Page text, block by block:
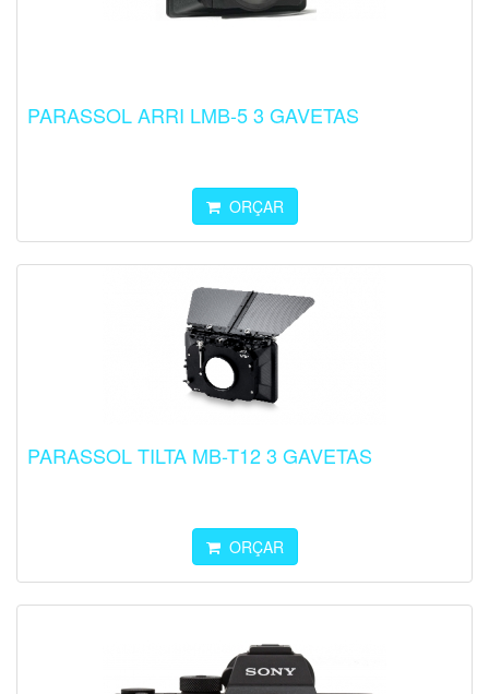
PARASSOL ARRI LMB-5 3 GAVETAS
ORÇAR
PARASSOL TILTA MB-T12 3 GAVETAS
ORÇAR